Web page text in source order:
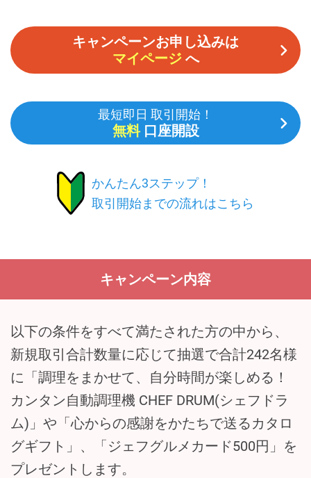
キャンペーンお申し込みは
マイページ へ
最短即日 取引開始！
無料 口座開設
かんたん3ステップ！
取引開始までの流れはこちら
キャンペーン内容
以下の条件をすべて満たされた方の中から、
新規取引合計数量に応じて抽選で合計242名様
に「調理をまかせて、自分時間が楽しめる！
カンタン自動調理機 CHEF DRUM(シェフドラ
ム)」や「心からの感謝をかたちで送るカタロ
グギフト」、「ジェフグルメカード500円」を
プレゼントします。